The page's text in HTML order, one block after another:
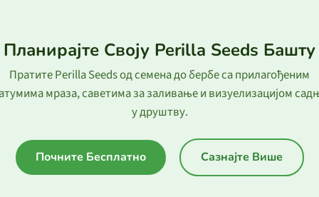
Планирајте Своју Perilla Seeds Башту
Пратите Perilla Seeds од семена до бербе са прилагођеним
мраза, саветима за заливање и визуелизацијом
у друштву.
Почните Бесплатно Сазнајте Више